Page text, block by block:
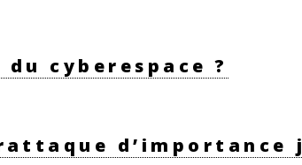
cyberespace ?